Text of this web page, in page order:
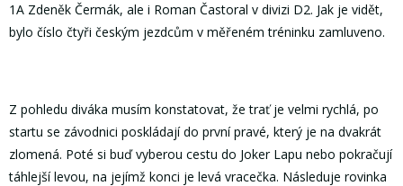
1A Zdeněk Čermák, ale i Roman Častoral v divizi D2. Jak je vidět,
bylo číslo čtyři českým jezdcům v měřeném tréninku zamluveno.
Z pohledu diváka musím konstatovat, že trať je velmi rychlá, po
startu se závodnici poskládají do první pravé, který je na dvakrát
zlomená. Poté si buď vyberou cestu do Joker Lapu nebo pokračují
táhlejší levou, na jejímž konci je levá vracečka. Následuje rovinka